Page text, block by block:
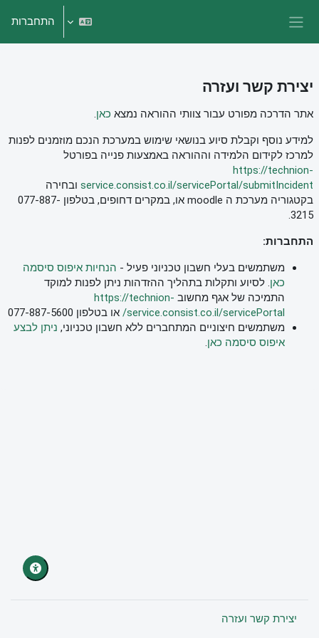
התחברות
יצירת קשר ועזרה
אתר הדרכה מפורט עבור צוותי ההוראה נמצא כאן.
למידע נוסף וקבלת סיוע בנושאי שימוש במערכת הנכם מוזמנים לפנות
למרכז לקידום הלמידה וההוראה באמצעות פנייה בפורטל
https://technion-
service.consist.co.il/servicePortal/submitIncident ובחירה
בקטגוריה מערכת ה moodle או, במקרים דחופים, בטלפון 077-887-
3215.
התחברות:
משתמשים בעלי חשבון טכניוני פעיל - הנחיות איפוס סיסמה
כאן. לסיוע ותקלות בתהליך ההזדהות ניתן לפנות למוקד
התמיכה של אגף מחשוב https://technion-
service.consist.co.il/servicePortal/ או בטלפון 077-887-5600
משתמשים חיצוניים המתחברים ללא חשבון טכניוני, ניתן לבצע
איפוס סיסמה כאן.
יצירת קשר ועזרה